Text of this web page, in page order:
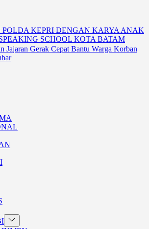
KEPRI DENGAN KARYA ANAK
SCHOOL KOTA BATAM
Jajaran Gerak Cepat Bantu Warga Korban
Show
sub